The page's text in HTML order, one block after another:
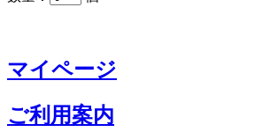
マイページ
ご利用案内